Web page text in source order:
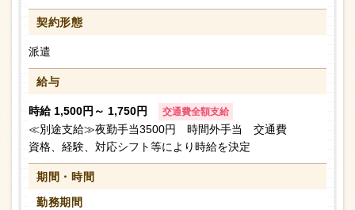
契約形態
派遣
給与
時給 1,500円～ 1,750円 交通費全額支給
≪別途支給≫夜勤手当3500円 時間外手当 交通費
資格、経験、対応シフト等により時給を決定
期間・時間
勤務期間